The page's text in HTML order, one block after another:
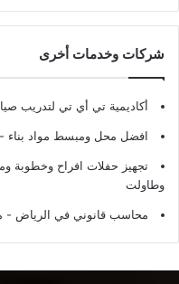
شركات وخدمات أخرى
أكاديمية تي أي تي لتدريب
افضل محل ومبسط مواد بناء
تجهيز حفلات افراح وخطوبة
وطاولت
محاسب قانوني في الرياض -